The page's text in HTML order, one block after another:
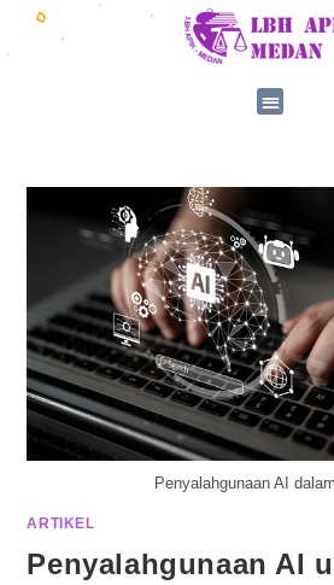
Penyalahgunaan AI
ARTIKEL
Penyalahgunaan AI